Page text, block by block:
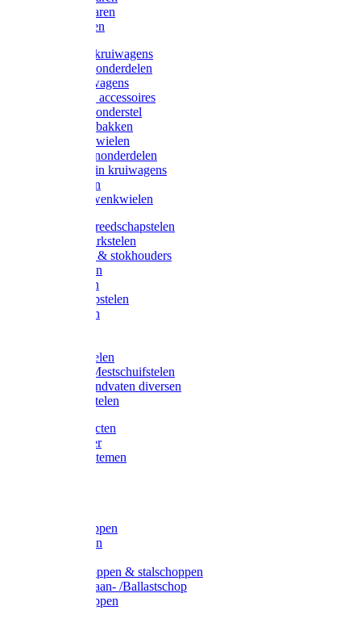
Takkenscharen
Snoeimessen
Landbouwkruiwagens
Kruiwagenonderdelen
Bouwkruiwagens
Kruiwagen accessoires
Kruiwagenonderstel
Kruiwagenbakken
Kruiwagenwielen
Steekwagenonderdelen
Huis en Tuin kruiwagens
Steekwagen
Bok- en Zwenkwielen
Overige gereedschapstelen
Bezem-/Harkstelen
Handvaten & stokhouders
Hamerstelen
Spadestelen
Graanschopstelen
Schopstelen
Gardena stelen
Sneeuw- /Mestschuifstelen
Stelen / Handvaten diversen
Telescoopstelen
Tuin producten
Fruitplukker
Ophangsystemen
Betonschoppen
Schepbatsen
Ballastschoppen & stalschoppen
Slijtsrip Graan- /Ballastschop
Graanschoppen